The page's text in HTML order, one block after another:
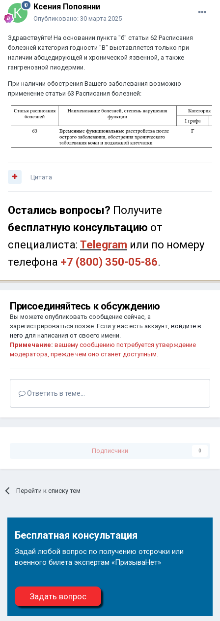
Ксения Попоянни
Опубликовано: 30 марта 2025
Здравствуйте! На основании пункта "б" статьи 62 Расписания
болезней категория годности "В" выставляется только при
наличии абсцедирующей и хронической язвенной, а также
гангренозной пиодермии.
При наличии обострения Вашего заболевания возможно
применение статьи 63 Расписания болезней:
Цитата
Остались вопросы? Получите
бесплатную консультацию от
специалиста: Telegram или по номеру
телефона +7 (800) 350-05-86.
Присоединяйтесь к обсуждению
Вы можете опубликовать сообщение сейчас, а
зарегистрироваться позже. Если у вас есть аккаунт, войдите в
него для написания от своего имени.
Примечание: вашему сообщению потребуется утверждение
модератора, прежде чем оно станет доступным.
Ответить в теме...
Подписчики 0
Перейти к списку тем
Бесплатная консультация
Задай любой вопрос по получению отсрочки или
военного билета экспертам «ПризываНет»
Задать вопрос